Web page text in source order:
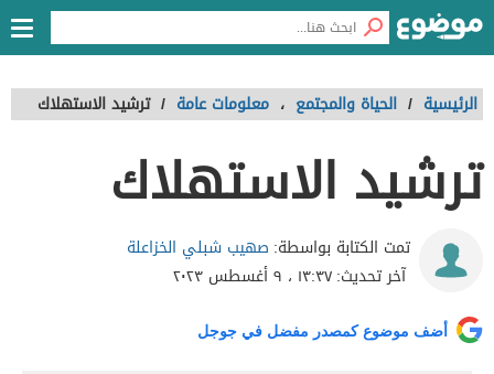
الرئيسية / الحياة والمجتمع ، معلومات عامة / ترشيد الاستهلاك
ترشيد الاستهلاك
تمت الكتابة بواسطة: صهيب شبلي الخزاعلة
آخر تحديث:١٣:٣٧ ، ٩ أغسطس ٢٠٢٣
أضف موضوع كمصدر مفضل في جوجل